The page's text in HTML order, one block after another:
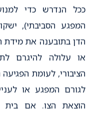
ככל הנדרש כדי
המפגע הסביבתי),
הדן בתובענה את מידת
או עלולה להיגרם
הציבורי, לעומת
לגורם המפגע או
הוצאת הצו. אם בית